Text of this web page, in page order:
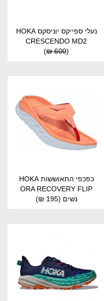
נעלי ספייקס יוניסקס HOKA
CRESCENDO MD2
(
600 ₪
)
כפכפי התאוששות HOKA
ORA RECOVERY FLIP
נשים (195 ₪)